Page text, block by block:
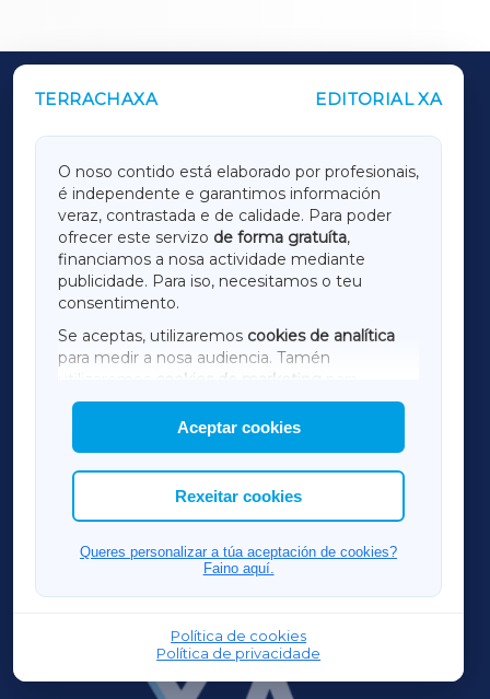
TERRACHAXA EDITORIAL XA
O noso contido está elaborado por profesionais,
é independente e garantimos información
veraz, contrastada e de calidade. Para poder
ofrecer este servizo de forma gratuíta,
financiamos a nosa actividade mediante
publicidade. Para iso, necesitamos o teu
consentimento.
Se aceptas, utilizaremos cookies de analítica
para medir a nosa audiencia. Tamén
utilizaremos
cookies de marketing
mostrar publicidade de terceiros.
Así mesmo, podes personalizar a elección das
cookies que desexas permitir.
Aceptar cookies
Rexeitar cookies
Queres personalizar a túa aceptación de cookies?
Faino aquí.
Política de cookies
Política de privacidade
OUTROS PERIÓDICOS
LUGOXA
TERRACHAXA
AMARIÑAXA
RIBEIRASACRAXA
ACORUÑAXA
FERROLXA
OURENSEXA